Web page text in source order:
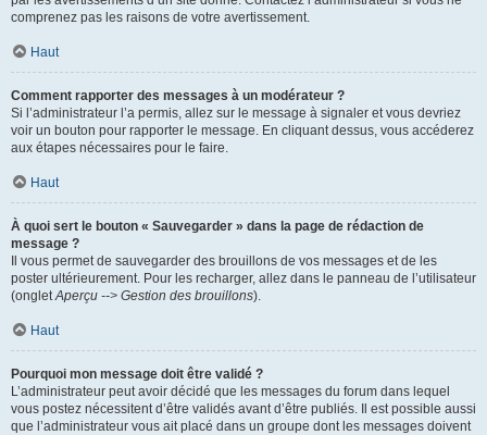
comprenez pas les raisons de votre avertissement.
Haut
Comment rapporter des messages à un modérateur ?
Si l’administrateur l’a permis, allez sur le message à signaler et vous devriez
voir un bouton pour rapporter le message. En cliquant dessus, vous accéderez
aux étapes nécessaires pour le faire.
Haut
À quoi sert le bouton « Sauvegarder » dans la page de rédaction de
message ?
Il vous permet de sauvegarder des brouillons de vos messages et de les
poster ultérieurement. Pour les recharger, allez dans le panneau de l’utilisateur
(ongletAperçu --> Gestion des brouillons).
Haut
Pourquoi mon message doit être validé ?
L’administrateur peut avoir décidé que les messages du forum dans lequel
vous postez nécessitent d’être validés avant d’être publiés. Il est possible aussi
que l’administrateur vous ait placé dans un groupe dont les messages doivent